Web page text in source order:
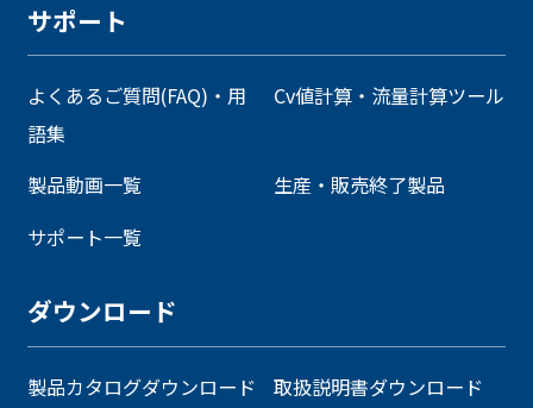
サポート
よくあるご質問(FAQ)・用
語集
Cv値計算・流量計算ツール
製品動画一覧
生産・販売終了製品
サポート一覧
ダウンロード
製品カタログダウンロード 取扱説明書ダウンロード